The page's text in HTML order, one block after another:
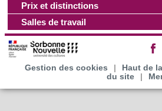
Prix et distinctions
Salles de travail
Gestion des cookies Haut de
du site